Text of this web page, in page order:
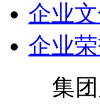
企业
企业
集